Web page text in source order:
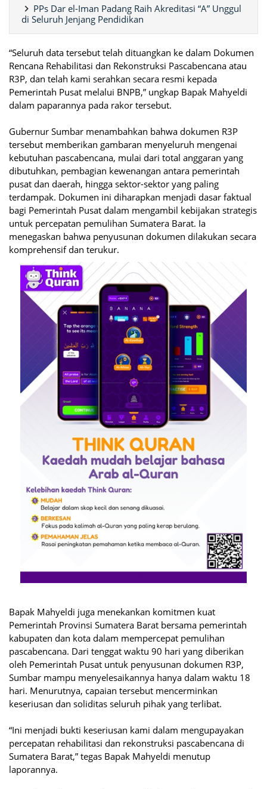
PPs Dar el-Iman Padang Raih Akreditasi “A” Unggul
di Seluruh Jenjang Pendidikan
“Seluruh data tersebut telah dituangkan ke dalam Dokumen
Rencana Rehabilitasi dan Rekonstruksi Pascabencana atau
R3P, dan telah kami serahkan secara resmi kepada
Pemerintah Pusat melalui BNPB,” ungkap Bapak Mahyeldi
dalam paparannya pada rakor tersebut.
Gubernur Sumbar menambahkan bahwa dokumen R3P
tersebut memberikan gambaran menyeluruh mengenai
kebutuhan pascabencana, mulai dari total anggaran yang
dibutuhkan, pembagian kewenangan antara pemerintah
pusat dan daerah, hingga sektor-sektor yang paling
terdampak. Dokumen ini diharapkan menjadi dasar faktual
bagi Pemerintah Pusat dalam mengambil kebijakan strategis
untuk percepatan pemulihan Sumatera Barat. Ia
menegaskan bahwa penyusunan dokumen dilakukan secara
komprehensif dan terukur.
Bapak Mahyeldi juga menekankan komitmen kuat
Pemerintah Provinsi Sumatera Barat bersama pemerintah
kabupaten dan kota dalam mempercepat pemulihan
pascabencana. Dari tenggat waktu 90 hari yang diberikan
oleh Pemerintah Pusat untuk penyusunan dokumen R3P,
Sumbar mampu menyelesaikannya hanya dalam waktu 18
hari. Menurutnya, capaian tersebut mencerminkan
keseriusan dan soliditas seluruh pihak yang terlibat.
“Ini menjadi bukti keseriusan kami dalam mengupayakan
percepatan rehabilitasi dan rekonstruksi pascabencana di
Sumatera Barat,” tegas Bapak Mahyeldi menutup
laporannya.